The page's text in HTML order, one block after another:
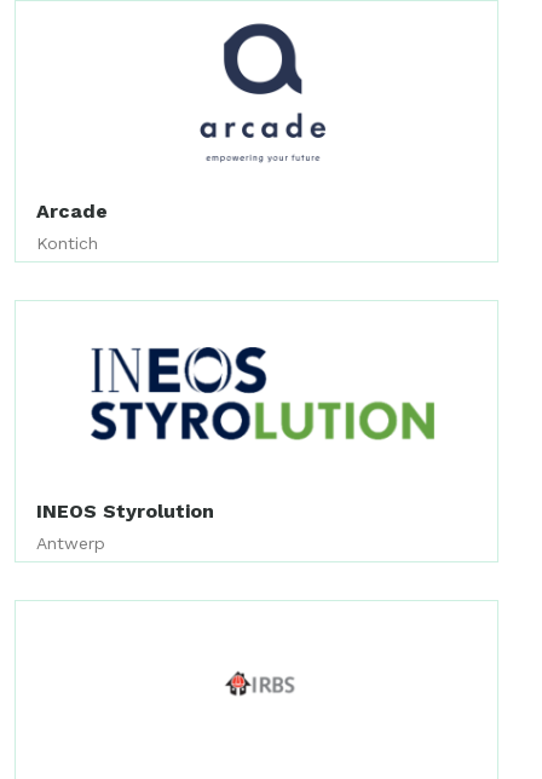
Arcade
Kontich
INEOS Styrolution
Antwerp